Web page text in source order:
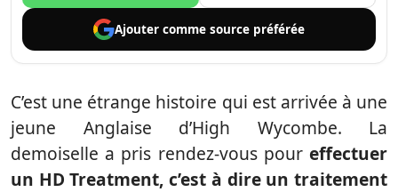
Ajouter comme source préférée
C’est une étrange histoire qui est arrivée à une
jeune Anglaise d’High Wycombe. La
demoiselle a pris rendez-vous poureffectuer
un HD Treatment, c’est à dire un traitement